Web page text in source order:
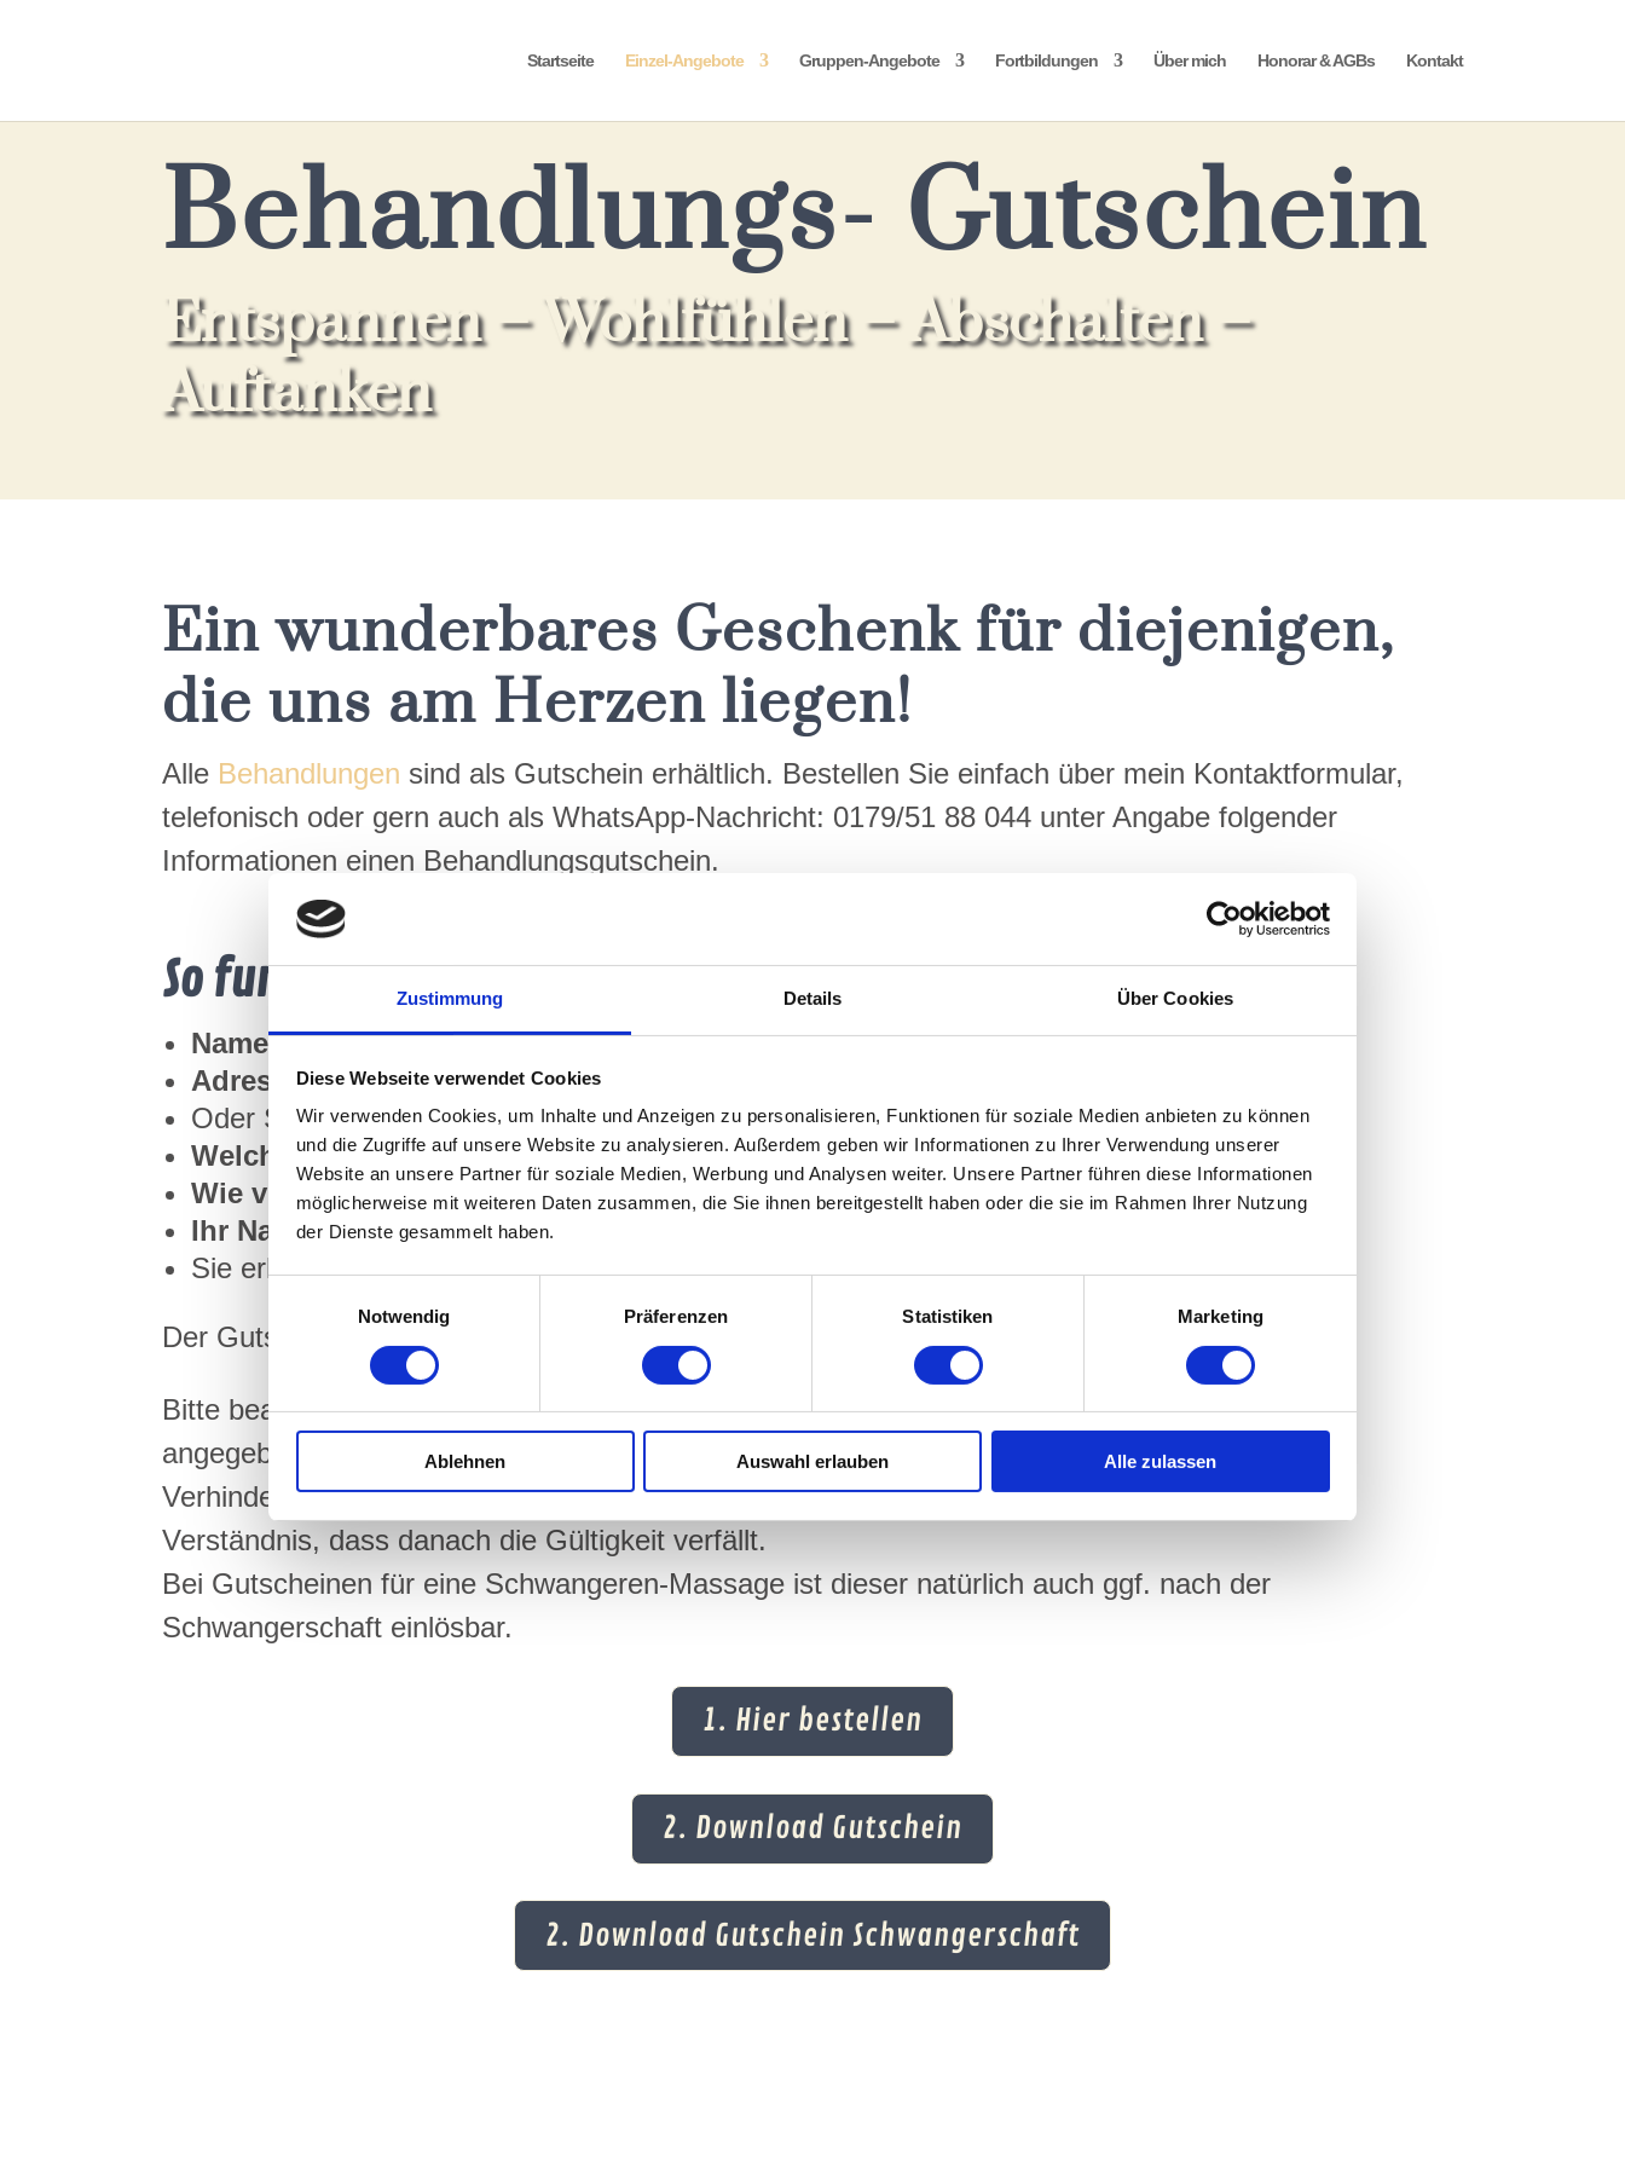
Zustimmung Details Über Cookies
Diese Webseite verwendet Cookies
Wir verwenden Cookies, um Inhalte und Anzeigen zu personalisieren, Funktionen für soziale Medien anbieten zu können
und die Zugriffe auf unsere Website zu analysieren. Außerdem geben wir Informationen zu Ihrer Verwendung unserer
Website an unsere Partner für soziale Medien, Werbung und Analysen weiter. Unsere Partner führen diese Informationen
möglicherweise mit weiteren Daten zusammen, die Sie ihnen bereitgestellt haben oder die sie im Rahmen Ihrer Nutzung
der Dienste gesammelt haben.
Notwendig
Präferenzen Statistiken Marketing
Ablehnen Auswahl erlauben Alle zulassen
Startseite Einzel-Angebote Gruppen-Angebote Fortbildungen Über mich Honorar & AGBs Kontakt
Behandlungs- Gutschein
Entspannen – Wohlfühlen – Abschalten –
Auftanken
Ein wunderbares Geschenk für diejenigen,
die uns am Herzen liegen!
Alle Behandlungen sind als Gutschein erhältlich. Bestellen Sie einfach über mein Kontaktformular,
telefonisch oder gern auch als WhatsApp-Nachricht: 0179/51 88 044 unter Angabe folgender
Informationen einen Behandlungsgutschein.
So funktionniert`s:
Namederbeschenkten Person
Adresse, wennder Gutschein zugeschickt werden soll
Oder Sie drucken den Gutschein selbst aus (siehe unten)
Welche Behandlung?
Wie viel Zeit?
Ihr Name und Adresse für die entsprechende Rechnung
Sie erhalten dann einenGutscheincode, den Sie bitte auf den Gutschein schreiben.
Der Gutschein ist nur in Kombination mit dem Gutscheincode gültig.
Bitte beachten Sie: Der Gutschein kann erst nach Eingang des Rechnungsbetrages auf das
angegebene Konto eingelöst werden. Innerhalb eines Jahres kann er eingelöst werden. Bei
Verhinderung o.ä. kann vor Ablauf eine andere Absprache getroffen werden. Bitte haben Sie
Verständnis, dass danach die Gültigkeit verfällt.
Bei Gutscheinen für eine Schwangeren-Massage ist dieser natürlich auch ggf. nach der
Schwangerschaft einlösbar.
1. Hier bestellen
2. Download Gutschein
2. Download Gutschein Schwangerschaft